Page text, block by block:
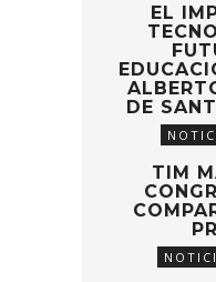
EL
DE
TIM